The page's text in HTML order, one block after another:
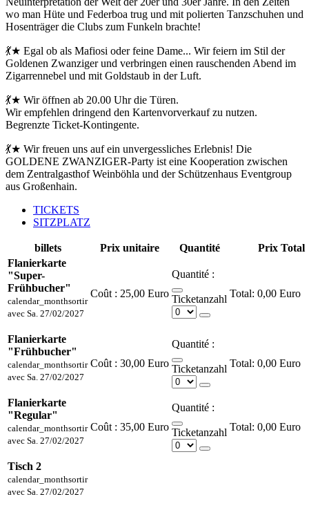
wo man Hüte und Federboa trug und mit polierten Tanzschuhen und
Hosenträger die Clubs zum Funkeln brachte!
💃★ Egal ob als Mafiosi oder feine Dame... Wir feiern im Stil der
Goldenen Zwanziger und verbringen einen rauschenden Abend im
Zigarrennebel und mit Goldstaub in der Luft.
💃★ Wir öffnen ab 20.00 Uhr die Türen.
Wir empfehlen dringend den Kartenvorverkauf zu nutzen.
Begrenzte Ticket-Kontingente.
💃★ Wir freuen uns auf ein unvergessliches Erlebnis! Die
GOLDENE ZWANZIGER-Party ist eine Kooperation zwischen
dem Zentralgasthof Weinböhla und der Schützenhaus Eventgroup
aus Großenhain.
TICKETS
SITZPLATZ
billets Prix unitaire Quantité
Prix Total
Flanierkarte
"Super-
Frühbucher"
calendar_monthsortir
avec Sa. 27/02/2027
Coût : 25,00 Euro
Quantité :
Ticketanzahl 0,00 Euro
Flanierkarte
"Frühbucher"
calendar_monthsortir
avec Sa. 27/02/2027
Coût : 30,00 Euro
Quantité :
Ticketanzahl 0,00 Euro
Flanierkarte
"Regular"
calendar_monthsortir
avec Sa. 27/02/2027
Coût : 35,00 Euro
Quantité :
Ticketanzahl 0,00 Euro
Tisch 2
calendar_monthsortir
avec Sa. 27/02/2027